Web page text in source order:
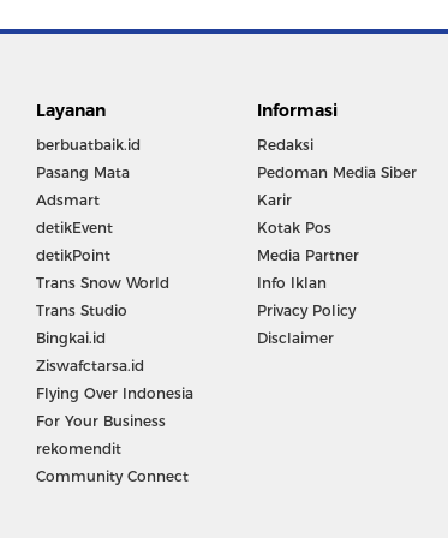
Layanan
berbuatbaik.id
Pasang Mata
Adsmart
detikEvent
detikPoint
Trans Snow World
Trans Studio
Bingkai.id
Ziswafctarsa.id
Flying Over Indonesia
For Your Business
rekomendit
Community Connect
Informasi
Redaksi
Pedoman Media Siber
Karir
Kotak Pos
Media Partner
Info Iklan
Privacy Policy
Disclaimer